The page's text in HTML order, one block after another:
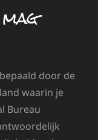
door de
waarin je
Bureau